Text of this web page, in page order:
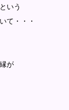
いう
て・・・
が